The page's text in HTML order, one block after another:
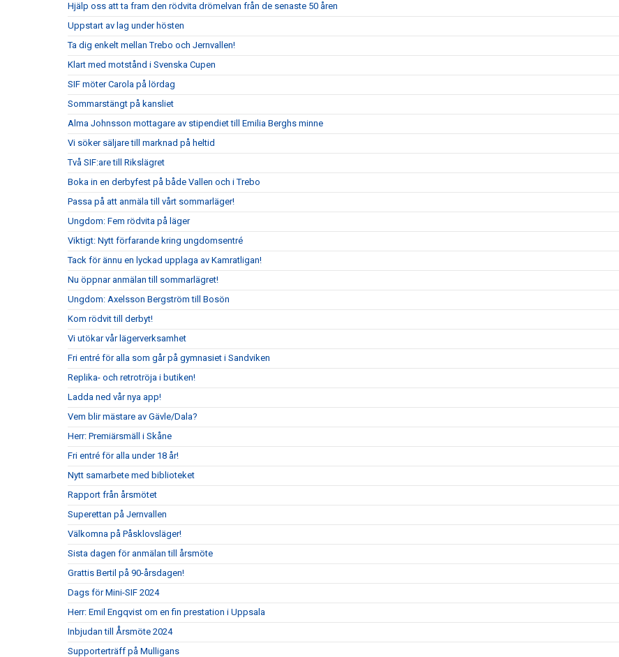
Hjälp oss att ta fram den rödvita drömelvan från de senaste 50 åren
Uppstart av lag under hösten
Ta dig enkelt mellan Trebo och Jernvallen!
Klart med motstånd i Svenska Cupen
SIF möter Carola på lördag
Sommarstängt på kansliet
Alma Johnsson mottagare av stipendiet till Emilia Berghs minne
Vi söker säljare till marknad på heltid
Två SIF:are till Rikslägret
Boka in en derbyfest på både Vallen och i Trebo
Passa på att anmäla till vårt sommarläger!
Ungdom: Fem rödvita på läger
Viktigt: Nytt förfarande kring ungdomsentré
Tack för ännu en lyckad upplaga av Kamratligan!
Nu öppnar anmälan till sommarlägret!
Ungdom: Axelsson Bergström till Bosön
Kom rödvit till derbyt!
Vi utökar vår lägerverksamhet
Fri entré för alla som går på gymnasiet i Sandviken
Replika- och retrotröja i butiken!
Ladda ned vår nya app!
Vem blir mästare av Gävle/Dala?
Herr: Premiärsmäll i Skåne
Fri entré för alla under 18 år!
Nytt samarbete med biblioteket
Rapport från årsmötet
Superettan på Jernvallen
Välkomna på Påsklovsläger!
Sista dagen för anmälan till årsmöte
Grattis Bertil på 90-årsdagen!
Dags för Mini-SIF 2024
Herr: Emil Engqvist om en fin prestation i Uppsala
Inbjudan till Årsmöte 2024
Supporterträff på Mulligans